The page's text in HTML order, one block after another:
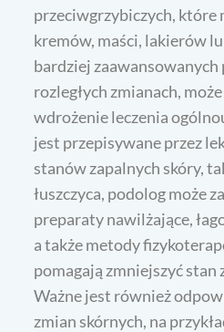
przeciwgrzybiczych, które
kremów, maści, lakierów
bardziej
rozległych zmianach,
wdrożenie leczenia
jest przepisywane przez
stanów zapalnych skóry,
łuszczyca, podolog może
preparaty nawilżające,
a także metody
pomagają zmniejszyć stan
Ważne jest również
zmian skórnych, na